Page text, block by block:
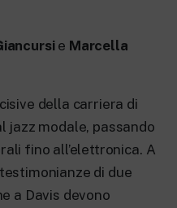
e Marcella
della carriera di
jazz modale, passando
fino all’elettronica. A
di due
a Davis devono